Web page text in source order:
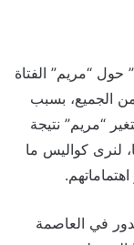
“مريم” الفتاة
الجميع، بسبب
“مريم” نتيجة
لنرى كواليس ما
تدور في العاصمة